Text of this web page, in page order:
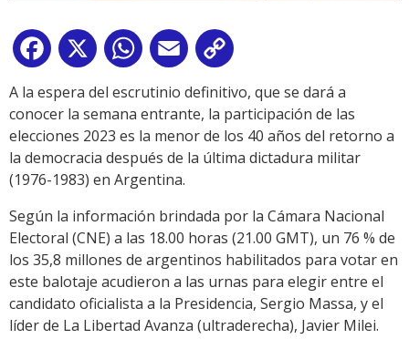
Facebook
X WhatsApp
Email
Link
A la espera del escrutinio definitivo, que se dará a
conocer la semana entrante, la participación de las
elecciones 2023 es la menor de los 40 años del retorno a
la democracia después de la última dictadura militar
(1976-1983) en Argentina.
Según la información brindada por la Cámara Nacional
Electoral (CNE) a las 18.00 horas (21.00 GMT), un 76 % de
los 35,8 millones de argentinos habilitados para votar en
este balotaje acudieron a las urnas para elegir entre el
candidato oficialista a la Presidencia, Sergio Massa, y el
líder de La Libertad Avanza (ultraderecha), Javier Milei.